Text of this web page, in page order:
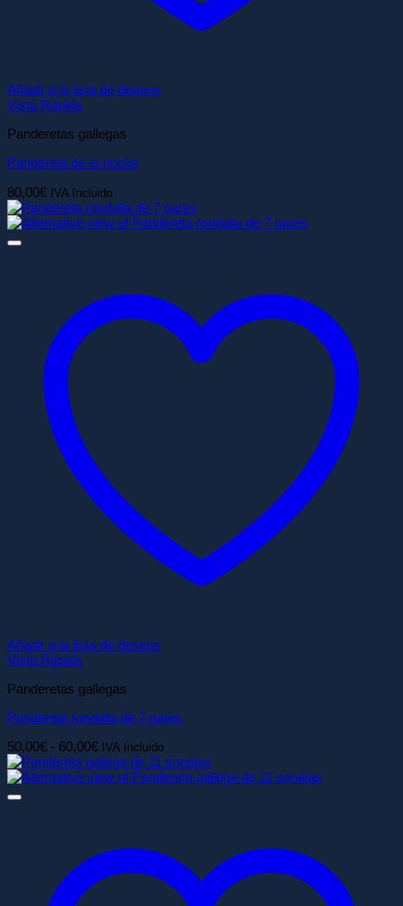
Añadir a la lista de deseos
Vista Rápida
Panderetas gallegas
Pandereta de la noche
80,00€ IVA Incluido
Añadir a la lista de deseos
Vista Rápida
Panderetas gallegas
Pandereta rondalla de 7 pares
50,00€ - 60,00€Rango
de
precios:
IVA Incluido